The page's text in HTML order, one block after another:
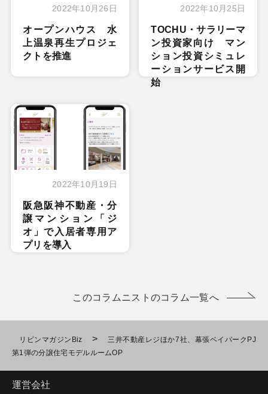
2022年10月26日
オープンハウス 水
上温泉再生プロジェ
クトを推進
2022年10月25日
TOCHU・サラリーマ
ン投資家向け マン
ション投資シミュレ
ーションサービス開
始
2022年10月19日
阪急阪神不動産・分
譲マンション「ジ
オ」で入居者専用ア
プリを導入
このコラムニストのコラム一覧へ
リビンマガジンBiz >
三井不動産レジほか7社、幕張ベイパークPJ
第1弾の分譲住宅モデルルームOP
運営会社